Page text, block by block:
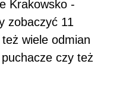
Krakowsko -
zobaczyć 11
wiele odmian
czy też